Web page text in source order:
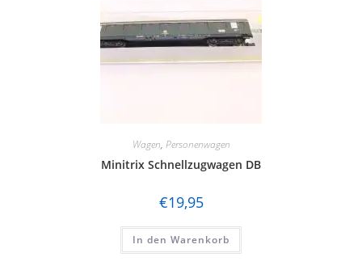
Wagen, Personenwagen
Minitrix Schnellzugwagen DB
€19,95
In den Warenkorb